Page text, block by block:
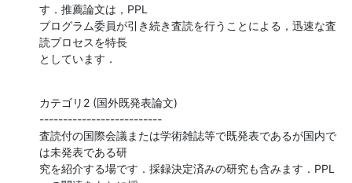
す．推薦論文は，PPL
プログラム委員が引き続き査読を行うことによる，迅速な査
読プロセスを特長
としています．
カテゴリ2 (国外既発表論文)
--------------------------
査読付の国際会議または学術雑誌等で既発表であるが国内で
は未発表である研
究を紹介する場です．採録決定済みの研究も含みます．PPL